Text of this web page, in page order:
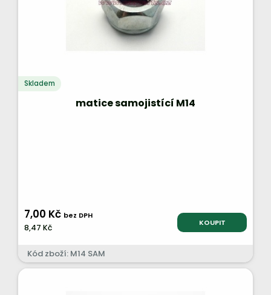
Skladem
matice samojistící M14
7,00 Kč bez DPH
8,47 Kč KOUPIT
Kód zboží: M14 SAM